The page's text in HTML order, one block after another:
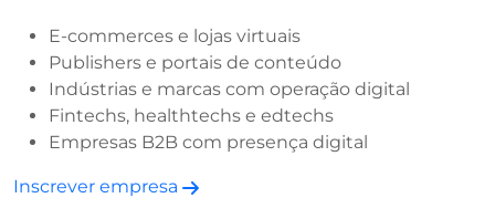
E-commerces e lojas virtuais
Publishers e portais de conteúdo
Indústrias e marcas com operação digital
Fintechs, healthtechs e edtechs
Empresas B2B com presença digital
Inscrever empresa